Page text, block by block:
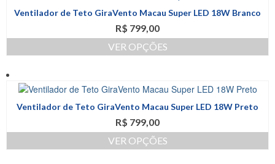
produto
variantes.
As
opções
podem
na
página
produto
Ventilador de Teto GiraVento Macau Super LED 18W Branco
R$ 799,00
VER OPÇÕES
tem
variantes.
As
opções
podem
Ventilador de Teto GiraVento Macau Super LED 18W Preto
R$ 799,00
VER OPÇÕES